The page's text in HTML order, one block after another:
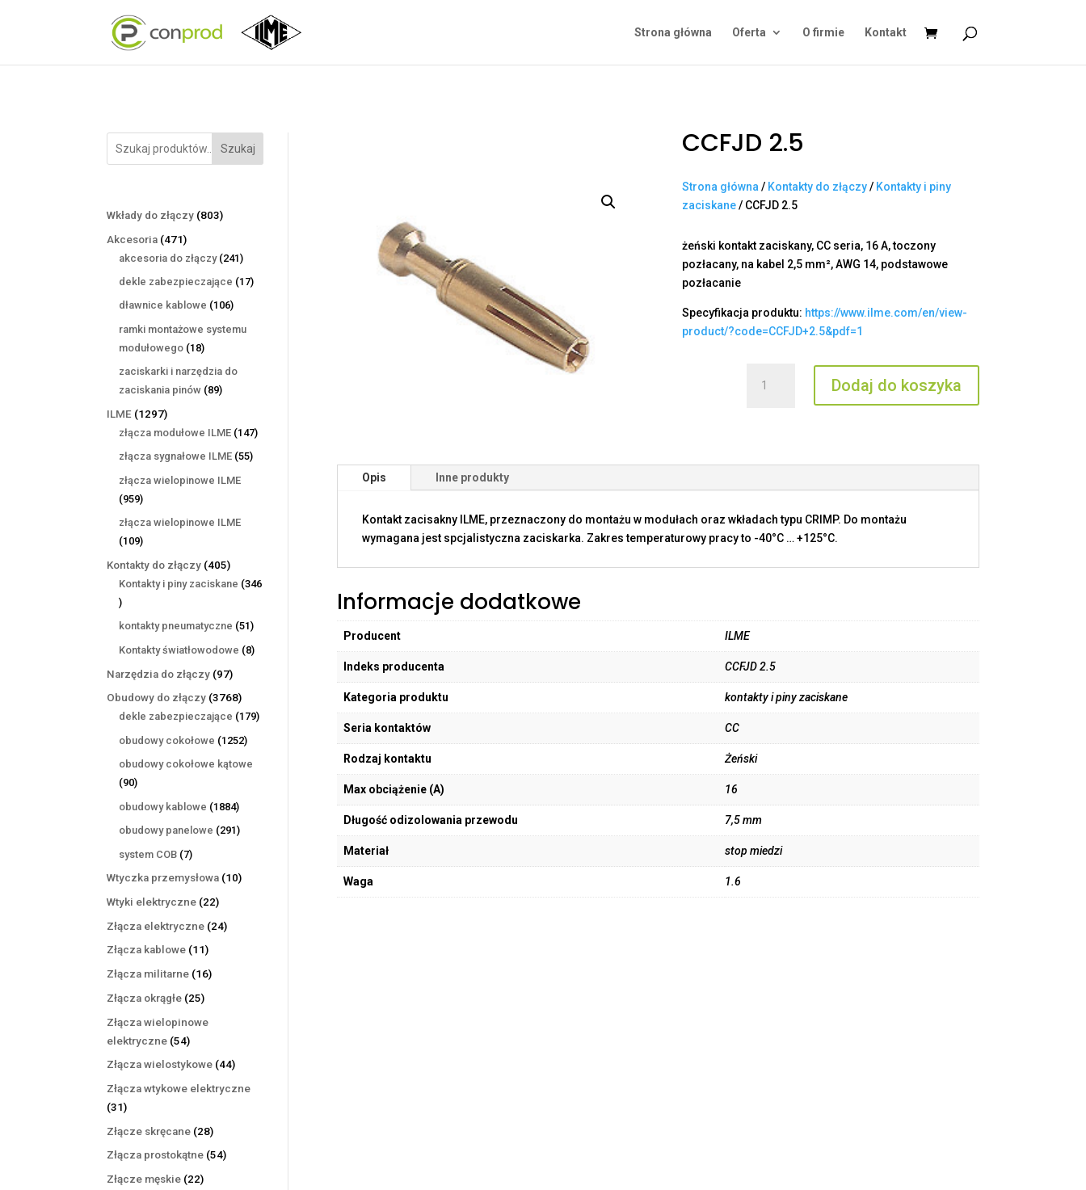
Strona główna Oferta O firmie Kontakt
Szukaj
Wkłady do złączy 803803
Akcesoria 471471
produktów
akcesoria do złączy 241241
produktów
dekle zabezpieczające 1717
dławnice kablowe 106106
ramki montażowe systemu
modułowego 1818
produktów
zaciskarki i narzędzia do
zaciskania pinów 8989
ILME 12971297
produktów
złącza modułowe ILME 147147
złącza sygnałowe ILME 5555
złącza wielopinowe ILME
959959
produktów
złącza wielopinowe ILME
109109
produktów
Kontakty do złączy 405405
produktów
Kontakty i piny zaciskane 346
346
produktów
kontakty pneumatyczne 5151
produktów
Kontakty światłowodowe 88
Narzędzia do złączy 9797
produktów
Obudowy do złączy 37683768
produktów
dekle zabezpieczające 179179
obudowy cokołowe 12521252
obudowy cokołowe kątowe
9090
produktów
obudowy kablowe 18841884
produkty
obudowy panelowe 291291
system COB 77
produktów
Wtyczka przemysłowa 1010
Wtyki elektryczne 2222
produkty
Złącza elektryczne 2424
Złącza kablowe 1111
produktów
Złącza militarne 1616
Złącza okrągłe 2525
Złącza wielopinowe
elektryczne 5454
produkty
Złącza wielostykowe 4444
Złącza wtykowe elektryczne
3131
produktów
Złącze skręcane 2828
produktów
Złącza prostokątne 5454
Złącze męskie 2222
CCFJD 2.5
Strona główna / Kontakty do złączy/ Kontakty i piny
zaciskane/ CCFJD 2.5
żeński kontakt zaciskany, CC seria, 16 A, toczony
pozłacany, na kabel 2,5 mm², AWG 14, podstawowe
pozłacanie
Specyfikacja produktu: https://www.ilme.com/en/view-
product/?code=CCFJD+2.5&pdf=1
CCFJD
Dodaj do koszyka
Opis Inne produkty
Kontakt zacisakny ILME, przeznaczony do montażu w modułach oraz wkładach typu CRIMP. Do montażu
wymagana jest spcjalistyczna zaciskarka. Zakres temperaturowy pracy to -40°C … +125°C.
Informacje dodatkowe
Producent ILME
Indeks producenta CCFJD 2.5
Kategoria produktu kontakty i piny zaciskane
Seria kontaktów CC
Rodzaj kontaktu Żeński
Max obciążenie (A) 16
Długość odizolowania przewodu 7,5 mm
Materiał stop miedzi
Waga 1.6